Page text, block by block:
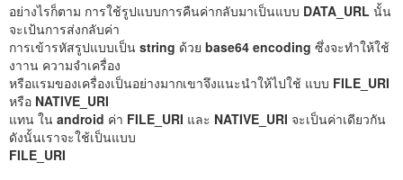
อย่างไรก็ตาม การใช้รูปแบบการคืนค่ากลับมาเป็นแบบ DATA_URL นั้น
จะเป้นการส่งกลับค่า
การเข้ารหัสรูปแบบเป็น string ด้วย base64 encoding ซึ่งจะทำให้ใช้
งาาน ความจำเครื่อง
หรือแรมของเครื่องเป็นอย่างมากเขาจึงแนะนำให้ไปใช้ แบบ FILE_URI
หรือ NATIVE_URI
แทน ใน android ค่า FILE_URI และ NATIVE_URI จะเป็นค่าเดียวกัน
ดังนั้นเราจะใช้เป็นแบบ
FILE_URI